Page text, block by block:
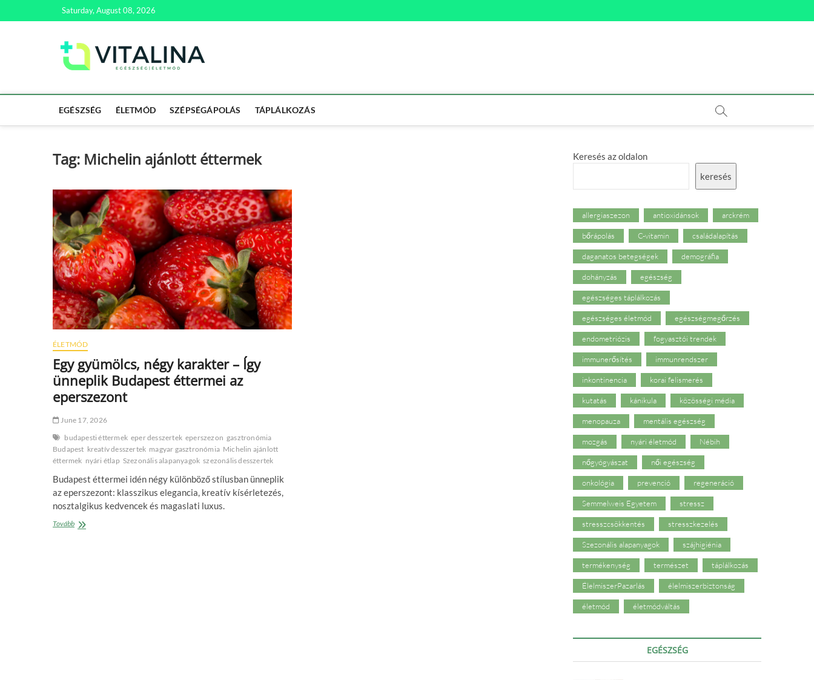
to
Saturday, August 08, 2026
EGÉSZSÉG ÉLETMÓD SZÉPSÉGÁPOLÁS TÁPLÁLKOZÁS
Tag: Michelin ajánlott éttermek
ÉLETMÓD
Egy gyümölcs, négy karakter – Így
ünneplik Budapest éttermei az
eperszezont
June 17, 2026
budapesti éttermek eper desszertek eperszezon gasztronómia
Budapest kreatív desszertek magyar gasztronómia Michelin ajánlott
éttermek nyári étlap Szezonális alapanyagok szezonális desszertek
Budapest éttermei idén négy különböző stílusban ünneplik
az eperszezont: klasszikus elegancia, kreatív kísérletezés,
nosztalgikus kedvencek és magaslati luxus.
TovábbEgy
Keresés az oldalon
keresés
allergiaszezon antioxidánsok arckrém
bőrápolás C-vitamin családalapítás
daganatos betegségek demográfia
dohányzás egészség
egészséges táplálkozás
egészséges életmód egészségmegőrzés
endometriózis fogyasztói trendek
immunerősítés immunrendszer
inkontinencia korai felismerés
kutatás kánikula közösségi média
menopauza mentális egészség
mozgás nyári életmód Nébih
nőgyógyászat női egészség
onkológia prevenció regeneráció
Semmelweis Egyetem stressz
stresszcsökkentés stresszkezelés
Szezonális alapanyagok szájhigiénia
termékenység természet táplálkozás
ÉlelmiszerPazarlás élelmiszerbiztonság
életmód életmódváltás
EGÉSZSÉG